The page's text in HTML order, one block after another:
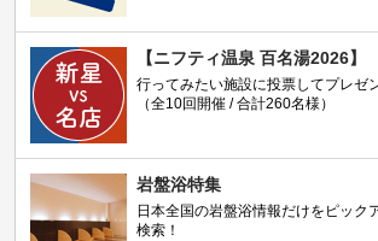
【ニフティ温泉 百名湯2026】
行ってみたい施設に投票してプレゼ
（全10回開催 / 合計260名様）
岩盤浴特集
日本全国の岩盤浴情報だけをピック
検索！